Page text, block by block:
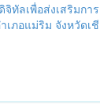
จิทัลเพื่อส่งเสริมก
ภอแม่ริม จังหวัดเ